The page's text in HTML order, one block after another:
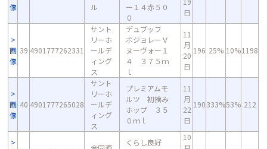
像
ル
ー１４赤５０
０
日
画
像
39 4901777262331
サント
リーホ
ールデ
ィング
ス
デュブッフ
ボジョレーＶ
ヌーヴォー１
４ ３７５ｍ
ｌ
11
月
20
日
196 25% 10%1198
画
像
40 4901777265028
サント
リーホ
ールデ
ィング
ス
プレミアムモ
ルツ 初摘み
ホップ ３５
０ｍｌ
11
月
22
日
190333%53% 212
くらし良好
10